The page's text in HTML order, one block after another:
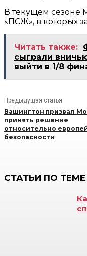
В текущем сезоне
«ПСЖ», в которых
Читать также:
сыграли
выйти в 1/8
Предыдущая статья
Вашингтон призвал
принять решение
относительно
безопасности
СТАТЬИ ПО ТЕМЕ